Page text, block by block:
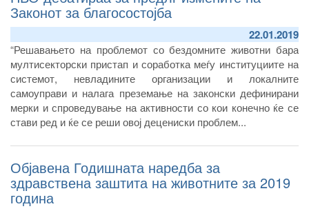
Законот за благосостојба
22.01.2019
“Решавањето на проблемот со бездомните животни бара
мултисекторски пристап и соработка меѓу институциите на
системот, невладините организации и локалните
самоуправи и налага преземање на законски дефинирани
мерки и спроведување на активности со кои конечно ќе се
стави ред и ќе се реши овој децениски проблем...
Објавена Годишната наредба за
здравствена заштита на животните за 2019
година